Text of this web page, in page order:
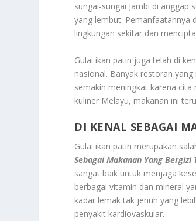
sungai-sungai Jambi di
yang lembut. Pemanfaatannya
lingkungan sekitar dan
Gulai ikan patin juga telah di
nasional. Banyak restoran
semakin meningkat karena cita
kuliner Melayu, makanan ini
DI KENAL SEBAGAI
Gulai ikan patin merupakan
Sebagai Makanan Yang Bergizi
sangat baik untuk menjaga
berbagai vitamin dan mineral
kadar lemak tak jenuh yang
penyakit kardiovaskular.